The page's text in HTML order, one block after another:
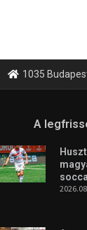
1035
A